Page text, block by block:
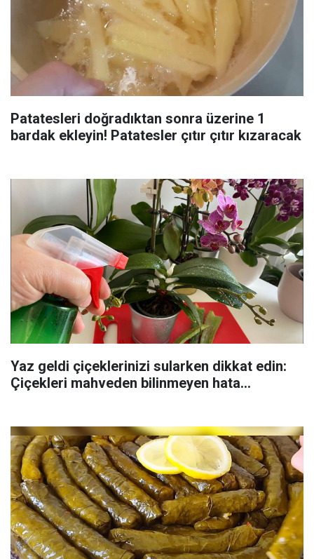
Patatesleri doğradıktan sonra üzerine 1
bardak ekleyin! Patatesler çıtır çıtır kızaracak
Yaz geldi çiçeklerinizi sularken dikkat edin:
Çiçekleri mahveden bilinmeyen hata...